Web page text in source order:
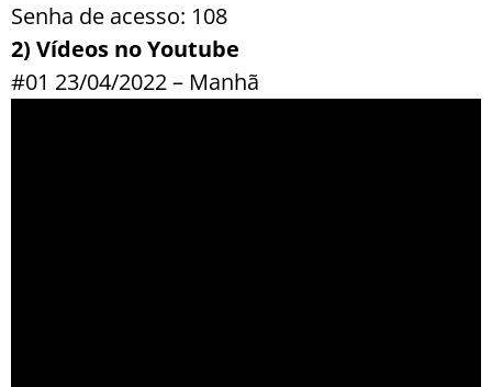
Senha de acesso: 108
2) Vídeos no Youtube
#01 23/04/2022 – Manhã